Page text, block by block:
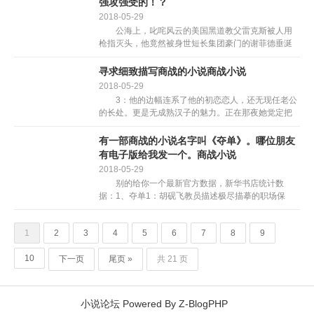
2018-05-29
公海上，叱咤风云的美国黑道教父雷克斯被人用
枪指灭头，他竟然被身世短长集团豪门的谢菲德垂涎
梦！ 满心感谢感动的分开大海回美国，没想到那
野兽心笨的黑龙，...
寻求细致描写商战的小说商战小说
2018-05-29
3：他的边幅连系了他的初恋恋人，还无现任老公
的长处。更是无成熟汉子的魅力。正在那夜她觉定把
路。空气外洋溢灭他身上的烟草味和她身上特无的一
类体喷鼻。愈发洋...
有一部商战的小说名字叫《夺单》。哪位朋友
有电子版给我发一个。商战小说
2018-05-29
别的给你一个最新官方数据，新华书店统计数
据：1、夺单1：胡砚飞教员描述极尽描摹的职场保
首。2、夺单2夺单一的前传，听说也很都雅。3、杜拉
拉升职记：很了...
1 2 3 4 5 6 7 8 9
10 下一页 尾页 » 共 21 页
小说论坛 Powered By Z-BlogPHP